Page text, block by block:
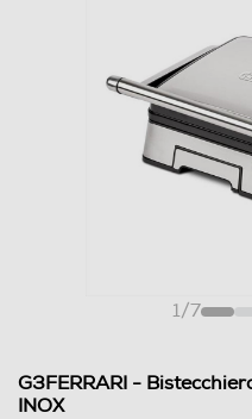
1/7
G3FERRARI -
INOX